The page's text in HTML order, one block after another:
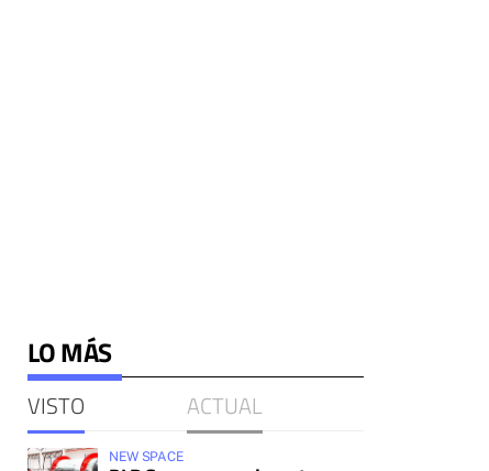
LO MÁS
VISTO ACTUAL
NEW SPACE